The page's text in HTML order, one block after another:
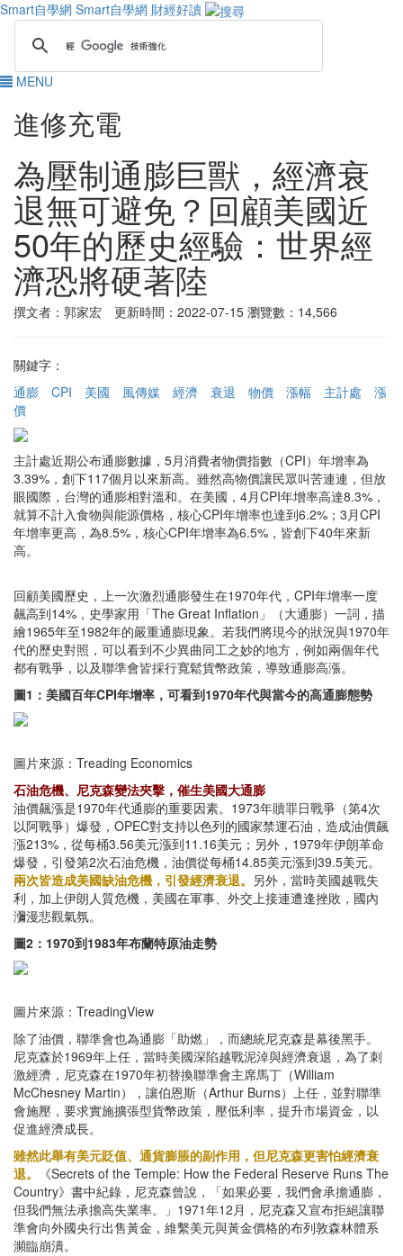
Smart自學網 Smart自學網 財經好讀
MENU
進修充電
為壓制通膨巨獸，經濟衰
退無可避免？回顧美國近
50年的歷史經驗：世界經
濟恐將硬著陸
撰文者：郭家宏 更新時間：2022-07-15 瀏覽數：14,566
關鍵字：
通膨
CPI 美國 風傳媒 經濟 衰退 物價 漲幅 主計處
漲
價
主計處近期公布通膨數據，5月消費者物價指數（CPI）年增率為
3.39%，創下117個月以來新高。雖然高物價讓民眾叫苦連連，但放
眼國際，台灣的通膨相對溫和。在美國，4月CPI年增率高達8.3%，
就算不計入食物與能源價格，核心CPI年增率也達到6.2%；3月CPI
年增率更高，為8.5%，核心CPI年增率為6.5%，皆創下40年來新
高。
回顧美國歷史，上一次激烈通膨發生在1970年代，CPI年增率一度
飆高到14%，史學家用「The Great Inflation」（大通膨）一詞，描
繪1965年至1982年的嚴重通膨現象。若我們將現今的狀況與1970年
代的歷史對照，可以看到不少異曲同工之妙的地方，例如兩個年代
都有戰爭，以及聯準會皆採行寬鬆貨幣政策，導致通膨高漲。
圖1：美國百年CPI年增率，可看到1970年代與當今的高通膨態勢
圖片來源：Treading Economics
石油危機、尼克森變法夾擊，催生美國大通膨
油價飆漲是1970年代通膨的重要因素。1973年贖罪日戰爭（第4次
以阿戰爭）爆發，OPEC對支持以色列的國家禁運石油，造成油價飆
漲213%，從每桶3.56美元漲到11.16美元；另外，1979年伊朗革命
爆發，引發第2次石油危機，油價從每桶14.85美元漲到39.5美元。
兩次皆造成美國缺油危機，引發經濟衰退。 另外，當時美國越戰失
利，加上伊朗人質危機，美國在軍事、外交上接連遭逢挫敗，國內
瀰漫悲觀氣氛。
圖2：1970到1983年布蘭特原油走勢
圖片來源：TreadingView
除了油價，聯準會也為通膨「助燃」，而總統尼克森是幕後黑手。
尼克森於1969年上任，當時美國深陷越戰泥淖與經濟衰退，為了刺
激經濟，尼克森在1970年初替換聯準會主席馬丁（William
McChesney Martin），讓伯恩斯（Arthur Burns）上任，並對聯準
會施壓，要求實施擴張型貨幣政策，壓低利率，提升市場資金，以
促進經濟成長。
雖然此舉有美元貶值、通貨膨脹的副作用，但尼克森更害怕經濟衰
退。
《Secrets of the Temple: How the Federal Reserve Runs The
Country》書中紀錄，尼克森曾說，「如果必要，我們會承擔通膨，
但我們無法承擔高失業率。」1971年12月，尼克森又宣布拒絕讓聯
準會向外國央行出售黃金，維繫美元與黃金價格的布列敦森林體系
瀕臨崩潰。